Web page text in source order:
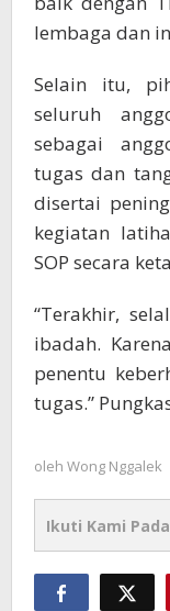
lembaga dan
Selain itu,
seluruh
sebagai
tugas dan
disertai
kegiatan
SOP secara
“Terakhir,
ibadah.
penentu
tugas.”
oleh Wong Nggalek
Ikuti Kami Pada